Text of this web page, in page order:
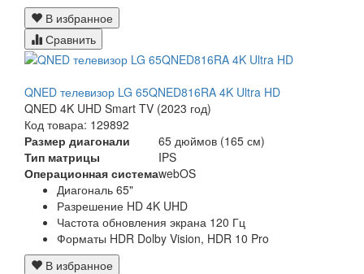
В избранное
Сравнить
QNED телевизор LG 65QNED816RA 4K Ultra HD
QNED 4K UHD Smart TV (2023 год)
Код товара: 129892
Размер диагонали
65 дюймов (165 см)
Тип матрицы
IPS
Операционная системаwebOS
Диагональ 65"
Разрешение HD 4K UHD
Частота обновления экрана 120 Гц
Форматы HDR Dolby Vision, HDR 10 Pro
В избранное